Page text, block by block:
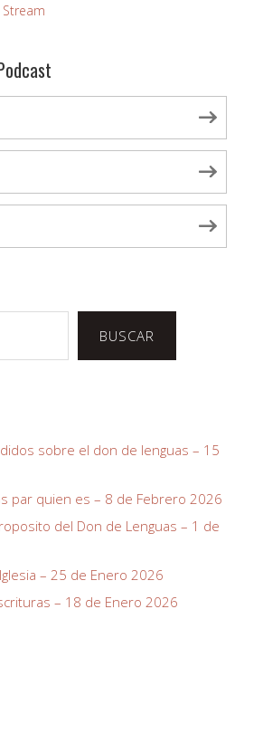
BUSCAR
sobre el don de lenguas – 15
par quien es – 8 de Febrero 2026
del Don de Lenguas – 1 de
– 25 de Enero 2026
– 18 de Enero 2026